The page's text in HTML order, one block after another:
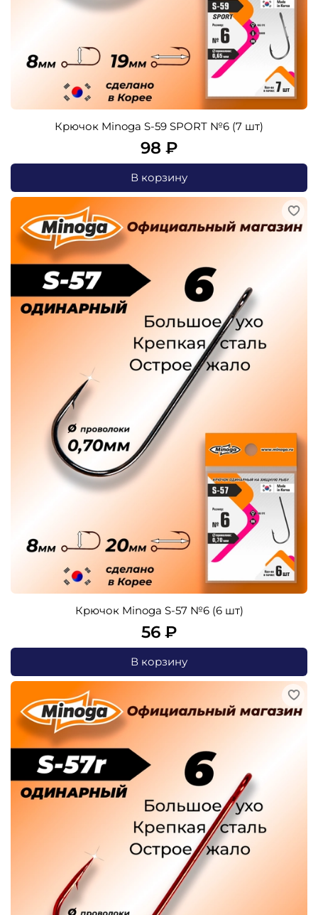
Крючок Minoga S-59 SPORT №6 (7 шт)
98 ₽
В корзину
Крючок Minoga S-57 №6 (6 шт)
56 ₽
В корзину